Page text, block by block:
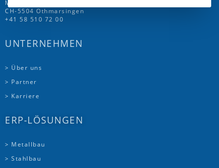
Mattenweg 6
CH-5504 Othmarsingen
+41 58 510 72 00
UNTERNEHMEN
> Über uns
> Partner
> Karriere
ERP-LÖSUNGEN
> Metallbau
> Stahlbau